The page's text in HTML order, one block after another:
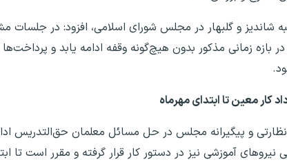
شاندیز و گلبهار در مجلس شورای اسلامی، افزود: در
بازه زمانی مذکور بدون هیچ‌گونه وقفه ادامه یابد و
کار معین تا ابتدای مهرماه
نظارتی و پیگیرانه مجلس در حل مسائل معلمان حق‌التدریس
آموزشی نیز در دستور کار قرار گرفته و مقرر است تا